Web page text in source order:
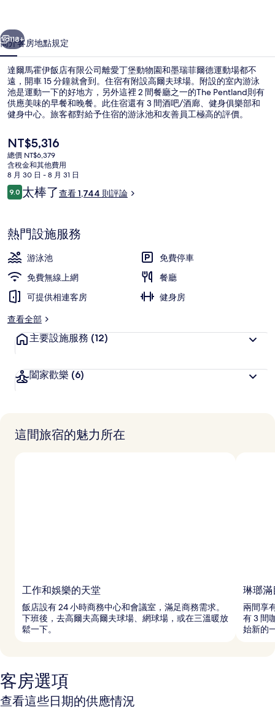
有
限
公
司
的
相
片
集
個 下一個
118+
簡介客房地點規定
達爾馬霍伊飯店有限公司離愛丁堡動物園和墨瑞菲爾德運動場都不
遠，開車 15 分鐘就會到。住宿有附設高爾夫球場。附設的室內游泳
池是運動一下的好地方，另外這裡 2 間餐廳之一的The Pentland則有
供應美味的早餐和晚餐。此住宿還有 3 間酒吧/酒廊、健身俱樂部和
健身中心。旅客都對給予住宿的游泳池和友善員工極高的評價。
目
前
的
價
格
是
NT$5,316
總價 NT$6,379
含稅金和其他費用
8 月 30 日 - 8 月 31 日
評
論
9.09.0 分，滿分 10 分，
太棒了查看 1,744 則評論
熱門設施服務
游泳池
免費停車
免費無線上網
餐廳
可提供相連客房
健身房
查看全部
主要設施服務 (12)
闔家歡樂 (6)
這間旅宿的魅力所在
工作和娛樂的天堂
飯店設有 24 小時商務中心和會議室，滿足商務需求。
下班後，去高爾夫高爾夫球場、網球場，或在三溫暖放
鬆一下。
琳瑯滿
兩間享
有 3 間
始新的
客房選項
查看這些日期的供應情況